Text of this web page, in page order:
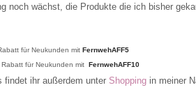
noch wächst, die Produkte die ich bisher
für Neukunden mit FernwehAFF5
für Neukunden mit FernwehAFF10
findet ihr außerdem unter Shopping in meiner